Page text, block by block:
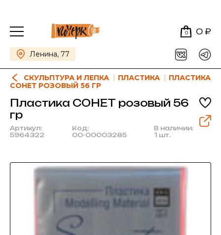
0 0 ₽
Ленина, 77
СКУЛЬПТУРА И ЛЕПКА ПЛАСТИКА
ПЛАСТИКА
СОНЕТ РОЗОВЫЙ 56 ГР
Пластика СОНЕТ розовый 56
гр
Артикул:
5964322
Код:
00-00003285
В наличии:
1 шт.